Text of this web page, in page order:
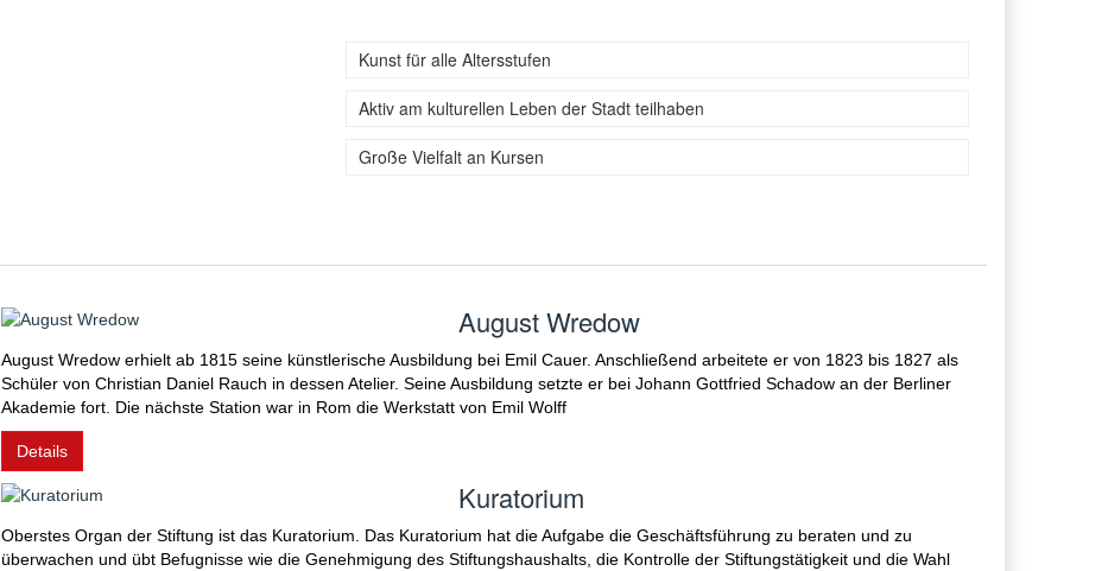
Kunst für alle Altersstufen
Aktiv am kulturellen Leben der Stadt teilhaben
Große Vielfalt an Kursen
August Wredow
August Wredow erhielt ab 1815 seine künstlerische Ausbildung bei Emil Cauer. Anschließend arbeitete er von 1823 bis 1827 als
Schüler von Christian Daniel Rauch in dessen Atelier. Seine Ausbildung setzte er bei Johann Gottfried Schadow an der Berliner
Akademie fort. Die nächste Station war in Rom die Werkstatt von Emil Wolff
Details
Kuratorium
Oberstes Organ der Stiftung ist das Kuratorium. Das Kuratorium hat die Aufgabe die Geschäftsführung zu beraten und zu
überwachen und übt Befugnisse wie die Genehmigung des Stiftungshaushalts, die Kontrolle der Stiftungstätigkeit und die Wahl